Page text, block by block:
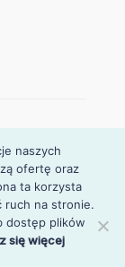
naszych
ofertę oraz
ta korzysta
ruch na stronie.
dostęp plików
się więcej